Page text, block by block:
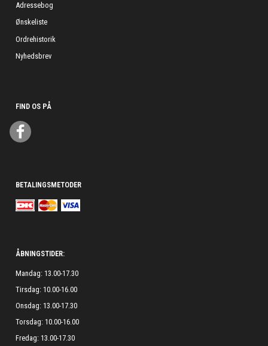
Adressebog
Ønskeliste
Ordrehistorik
Nyhedsbrev
FIND OS PÅ
BETALINGSMETODER
ÅBNINGSTIDER:
Mandag: 13.00-17.30
Tirsdag: 10.00-16.00
Onsdag: 13.00-17.30
Torsdag: 10.00-16.00
Fredag: 13.00-17.30